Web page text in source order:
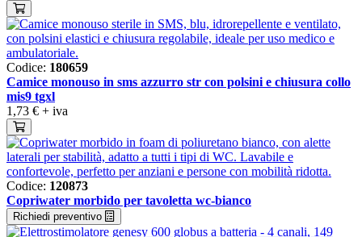
Codice: 180659
Camice monouso in sms azzurro str con polsini e chiusura collo
mis9 tgxl
1,73 € + iva
Codice: 120873
Copriwater morbido per tavoletta wc-bianco
Richiedi preventivo